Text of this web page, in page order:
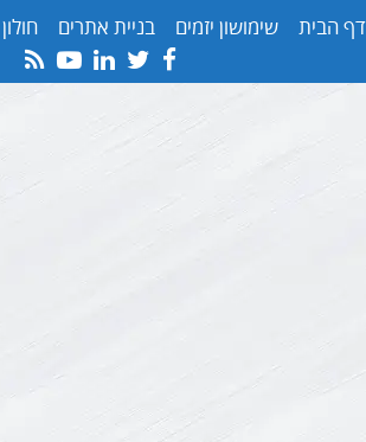
דף הבית שימושון יזמים בניית אתרים חולון
Facebook
Twitter
Linkedin
Rss